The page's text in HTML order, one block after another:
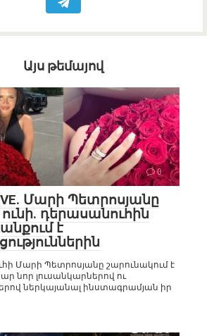
Այս թեմայով
0
Մարի Պետրոսյանը
ունի. դերասանուհին
է
Մարի Պետրոսյանը շարունակում է
նոր լուսանկարներով ու
ներկայանալ ինստագրամյան իր